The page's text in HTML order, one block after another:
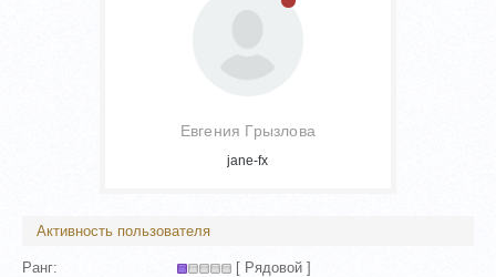
Евгения Грызлова
jane-fx
Активность пользователя
Ранг: [ Рядовой ]